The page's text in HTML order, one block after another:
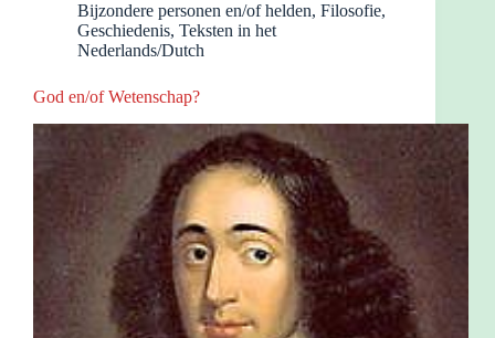
Bijzondere personen en/of helden, Filosofie,
Geschiedenis, Teksten in het
Nederlands/Dutch
God en/of Wetenschap?